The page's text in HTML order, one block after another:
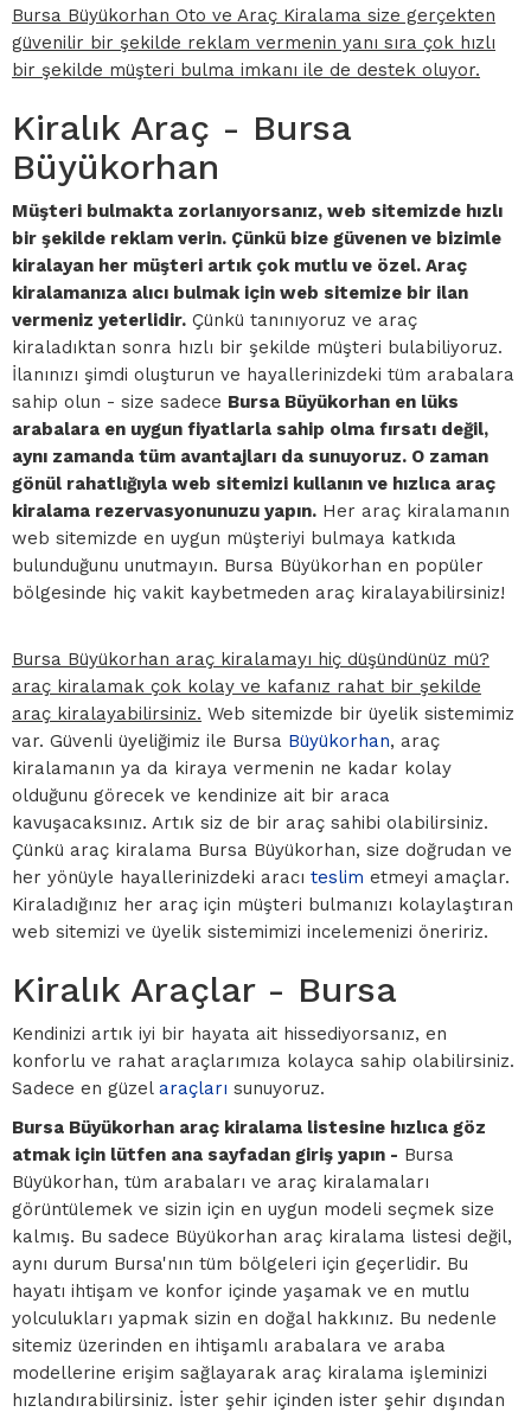
Bursa Büyükorhan Oto ve Araç Kiralama size gerçekten
güvenilir bir şekilde reklam vermenin yanı sıra çok hızlı
bir şekilde müşteri bulma imkanı ile de destek oluyor.
Kiralık Araç - Bursa
Büyükorhan
Müşteri bulmakta zorlanıyorsanız, web sitemizde hızlı
bir şekilde reklam verin. Çünkü bize güvenen ve bizimle
kiralayan her müşteri artık çok mutlu ve özel. Araç
kiralamanıza alıcı bulmak için web sitemize bir ilan
vermeniz yeterlidir. Çünkü tanınıyoruz ve araç
kiraladıktan sonra hızlı bir şekilde müşteri bulabiliyoruz.
İlanınızı şimdi oluşturun ve hayallerinizdeki tüm arabalara
sahip olun - size sadece Bursa Büyükorhan en lüks
arabalara en uygun fiyatlarla sahip olma fırsatı değil,
aynı zamanda tüm avantajları da sunuyoruz. O zaman
gönül rahatlığıyla web sitemizi kullanın ve hızlıca araç
kiralama rezervasyonunuzu yapın. Her araç kiralamanın
web sitemizde en uygun müşteriyi bulmaya katkıda
bulunduğunu unutmayın. Bursa Büyükorhan en popüler
bölgesinde hiç vakit kaybetmeden araç kiralayabilirsiniz!
Bursa Büyükorhan araç kiralamayı hiç düşündünüz mü?
araç kiralamak çok kolay ve kafanız rahat bir şekilde
araç kiralayabilirsiniz. Web sitemizde bir üyelik sistemimiz
var. Güvenli üyeliğimiz ile Bursa Büyükorhan, araç
kiralamanın ya da kiraya vermenin ne kadar kolay
olduğunu görecek ve kendinize ait bir araca
kavuşacaksınız. Artık siz de bir araç sahibi olabilirsiniz.
Çünkü araç kiralama Bursa Büyükorhan, size doğrudan ve
her yönüyle hayallerinizdeki aracı teslim etmeyi amaçlar.
Kiraladığınız her araç için müşteri bulmanızı kolaylaştıran
web sitemizi ve üyelik sistemimizi incelemenizi öneririz.
Kiralık Araçlar - Bursa
Kendinizi artık iyi bir hayata ait hissediyorsanız, en
konforlu ve rahat araçlarımıza kolayca sahip olabilirsiniz.
Sadece en güzel araçları sunuyoruz.
Bursa Büyükorhan araç kiralama listesine hızlıca göz
atmak için lütfen ana sayfadan giriş yapın - Bursa
Büyükorhan, tüm arabaları ve araç kiralamaları
görüntülemek ve sizin için en uygun modeli seçmek size
kalmış. Bu sadece Büyükorhan araç kiralama listesi değil,
aynı durum Bursa'nın tüm bölgeleri için geçerlidir. Bu
hayatı ihtişam ve konfor içinde yaşamak ve en mutlu
yolculukları yapmak sizin en doğal hakkınız. Bu nedenle
sitemiz üzerinden en ihtişamlı arabalara ve araba
modellerine erişim sağlayarak araç kiralama işleminizi
hızlandırabilirsiniz. İster şehir içinden ister şehir dışından